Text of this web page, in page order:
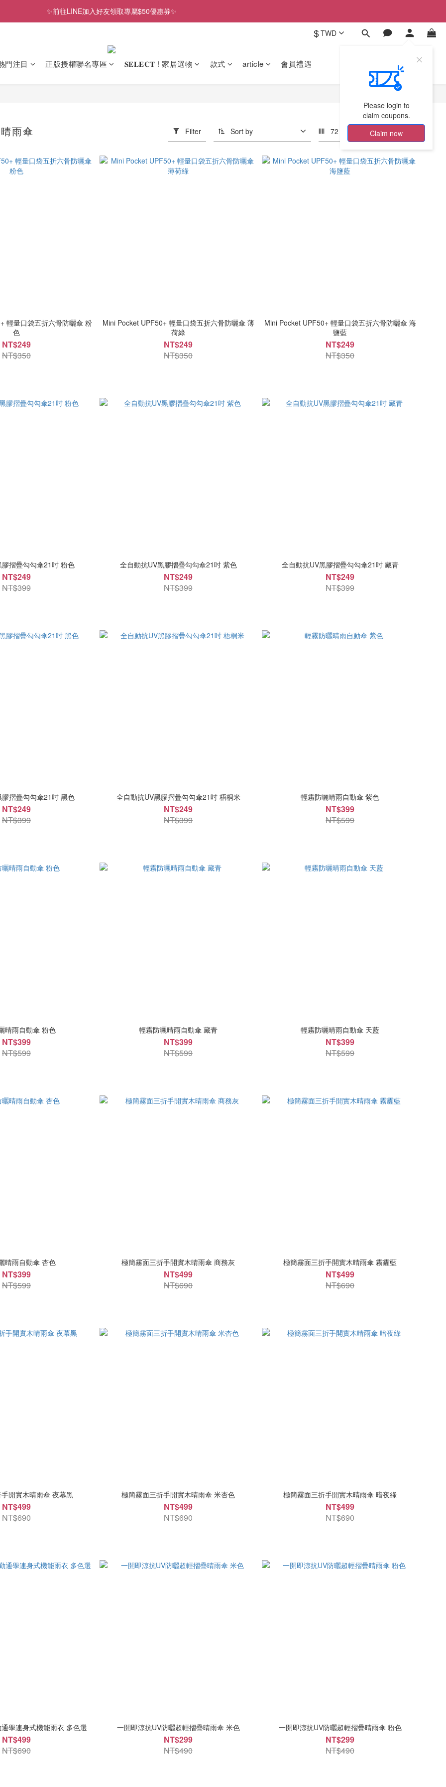
✨前往LINE加入好友領取專屬$50優惠券✨
✨前往LINE加入好友領取專屬$50優惠券✨
✨前往LINE加入好友領取專屬$50優惠券✨
$TWD
Please login to
claim coupons.
Claim now
門注目 正版授權聯名專區 𝐒𝐄𝐋𝐄𝐂𝐓 ! 家居選物 款式 article 會員禮遇
雨傘 Filter Sort by 72 Items per page
輕量口袋五折六骨防曬傘 粉
色
NT$249
NT$350
Mini Pocket UPF50+ 輕量口袋五折六骨防曬傘 薄
荷綠
NT$249
NT$350
Mini Pocket UPF50+ 輕量口袋五折六骨防曬傘 海
鹽藍
NT$249
NT$350
摺疊勾勾傘21吋 粉色
NT$249
NT$399
全自動抗UV黑膠摺疊勾勾傘21吋 紫色
NT$249
NT$399
全自動抗UV黑膠摺疊勾勾傘21吋 藏青
NT$249
NT$399
摺疊勾勾傘21吋 黑色
NT$249
NT$399
全自動抗UV黑膠摺疊勾勾傘21吋 梧桐米
NT$249
NT$399
輕霧防曬晴雨自動傘 紫色
NT$399
NT$599
晴雨自動傘 粉色
NT$399
NT$599
輕霧防曬晴雨自動傘 藏青
NT$399
NT$599
輕霧防曬晴雨自動傘 天藍
NT$399
NT$599
晴雨自動傘 杏色
NT$399
NT$599
極簡霧面三折手開實木晴雨傘 商務灰
NT$499
NT$690
極簡霧面三折手開實木晴雨傘 霧霾藍
NT$499
NT$690
開實木晴雨傘 夜幕黑
NT$499
NT$690
極簡霧面三折手開實木晴雨傘 米杏色
NT$499
NT$690
極簡霧面三折手開實木晴雨傘 暗夜綠
NT$499
NT$690
學連身式機能雨衣 多色選
NT$499
NT$690
一開即涼抗UV防曬超輕摺疊晴雨傘 米色
NT$299
NT$490
一開即涼抗UV防曬超輕摺疊晴雨傘 粉色
NT$299
NT$490